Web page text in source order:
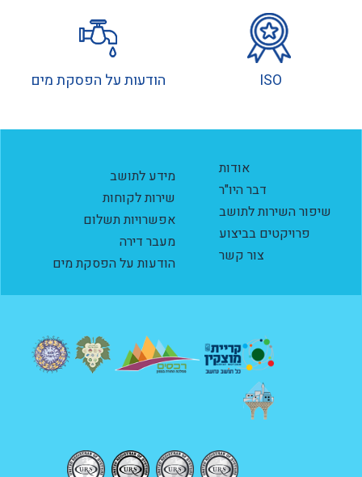
ISO הודעות על הפסקת מים
אודות
דבר היו"ר
שיפור השירות לתושב
פרויקטים בביצוע
צור קשר
מידע לתושב
שירות לקוחות
אפשרויות תשלום
מעבר דירה
הודעות על הפסקת מים